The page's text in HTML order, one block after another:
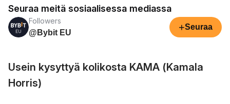
Seuraa meitä sosiaalisessa mediassa
Followers
@Bybit EU
+Seuraa
Usein kysyttyä kolikosta KAMA (Kamala
Horris)